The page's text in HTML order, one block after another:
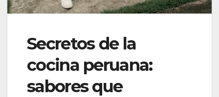
Secretos de la
cocina peruana:
sabores que